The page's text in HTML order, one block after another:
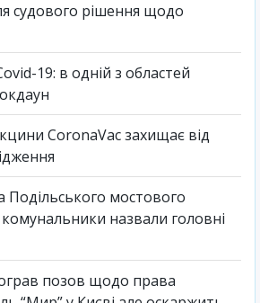
судового рішення щодо
19: в одній з областей
CoronaVac захищає від
Подільського мостового
комунальники назвали головні
позов щодо права